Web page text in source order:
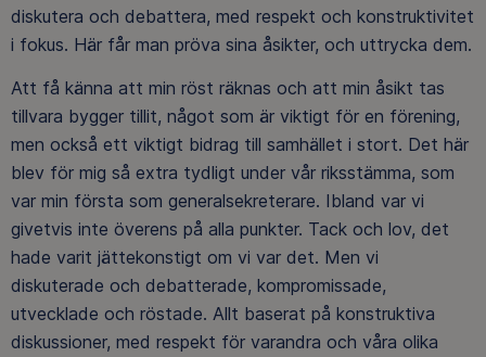
diskutera och debattera, med respekt och konstruktivitet
i fokus. Här får man pröva sina åsikter, och uttrycka dem.
Att få känna att min röst räknas och att min åsikt tas
tillvara bygger tillit, något som är viktigt för en förening,
men också ett viktigt bidrag till samhället i stort. Det här
blev för mig så extra tydligt under vår riksstämma, som
var min första som generalsekreterare. Ibland var vi
givetvis inte överens på alla punkter. Tack och lov, det
hade varit jättekonstigt om vi var det. Men vi
diskuterade och debatterade, kompromissade,
utvecklade och röstade. Allt baserat på konstruktiva
diskussioner, med respekt för varandra och våra olika